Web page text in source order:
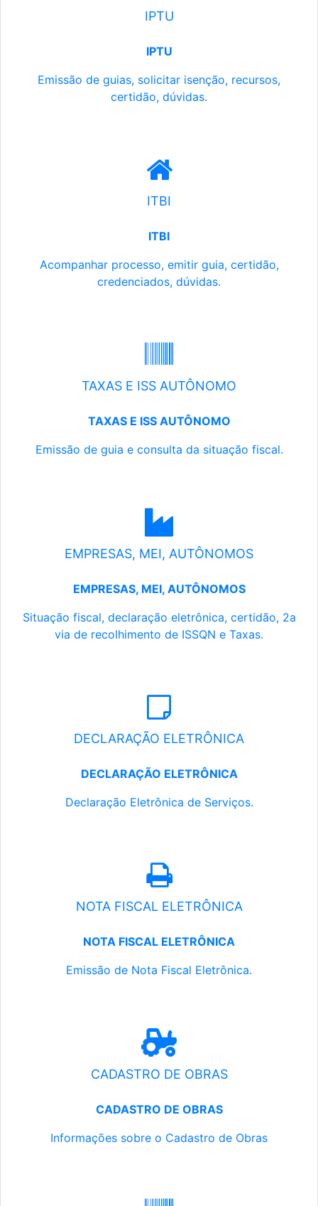
IPTU
IPTU
Emissão de guias, solicitar isenção, recursos,
certidão, dúvidas.
ITBI
ITBI
Acompanhar processo, emitir guia, certidão,
credenciados, dúvidas.
TAXAS E ISS AUTÔNOMO
TAXAS E ISS AUTÔNOMO
Emissão de guia e consulta da situação fiscal.
EMPRESAS, MEI, AUTÔNOMOS
EMPRESAS, MEI, AUTÔNOMOS
Situação fiscal, declaração eletrônica, certidão, 2a
via de recolhimento de ISSQN e Taxas.
DECLARAÇÃO ELETRÔNICA
DECLARAÇÃO ELETRÔNICA
Declaração Eletrônica de Serviços.
NOTA FISCAL ELETRÔNICA
NOTA FISCAL ELETRÔNICA
Emissão de Nota Fiscal Eletrônica.
CADASTRO DE OBRAS
CADASTRO DE OBRAS
Informações sobre o Cadastro de Obras